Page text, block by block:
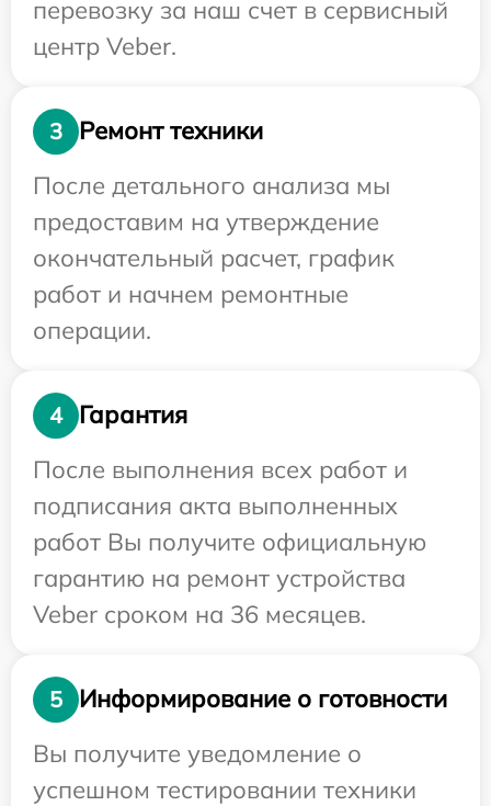
перевозку за наш счет в сервисный
центр Veber.
3
Ремонт техники
После детального анализа мы
предоставим на утверждение
окончательный расчет, график
работ и начнем ремонтные
операции.
4
Гарантия
После выполнения всех работ и
подписания акта выполненных
работ Вы получите официальную
гарантию на ремонт устройства
Veber сроком на 36 месяцев.
5
Информирование о готовности
Вы получите уведомление о
успешном тестировании техники